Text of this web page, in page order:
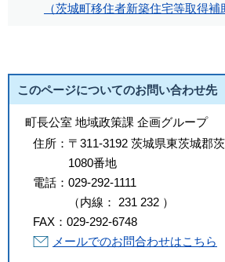
（茨城町移住者新築住宅等取得補
このページについてのお問い合わせ先
町長公室 地域政策課 企画グループ
住所： 〒311-3192 茨城県東茨城郡
1080番地
電話： 029-292-1111
（内線 ： 231 232 ）
FAX： 029-292-6748
メールでのお問合わせはこちら